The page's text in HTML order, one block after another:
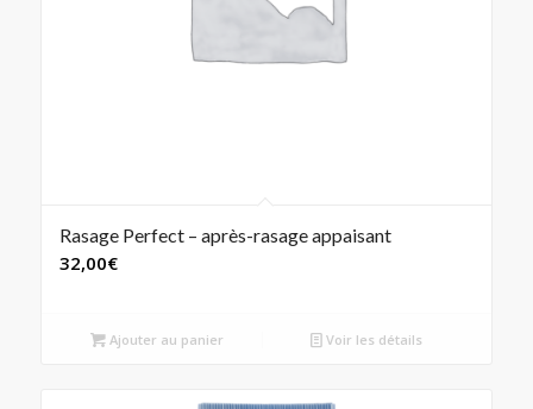
Rasage Perfect – après-rasage appaisant
32,00€
Ajouter au panier Voir les détails